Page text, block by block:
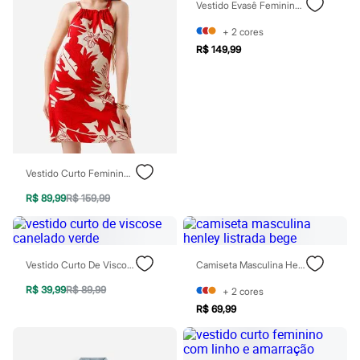
Rasteirinhas
Sandálias
Diversão
Marcas
Baby Club
Fifteen
Miss Fifteen
Palomino
Moda íntima
Calcinhas
Cuecas
Pijamas
Moda praia
Biquínis e Maiôs
Blusas de proteção
Sungas
Personagens
Bluey
Disney
Vestido Curto Feminino De Viscose Folhagens Vermelho
R$ 89,99R$ 159,99
Vestido Evasê Feminino Com Pregas Vermelho
+ 2 cores
R$ 149,99
Vestido Curto De Viscose Canelado Verde
R$ 39,99R$ 89,99
Camiseta Masculina Henley Listrada Bege
+ 2 cores
R$ 69,99